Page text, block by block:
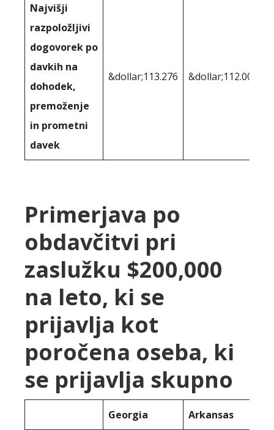
Najvišji
razpoložljivi
dogovorek po
davkih na
dohodek,
premoženje
in prometni
davek
&dollar;113.276 &dollar;112.007
Primerjava po
obdavčitvi pri
zaslužku $200,000
na leto, ki se
prijavlja kot
poročena oseba, ki
se prijavlja skupno
Georgia Arkansas